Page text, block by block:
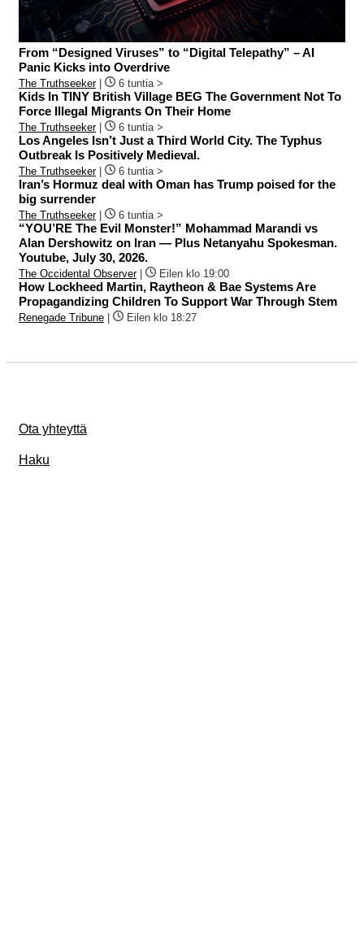
From “Designed Viruses” to “Digital Telepathy” – AI
Panic Kicks into Overdrive
The Truthseeker| 6 tuntia >
Kids In TINY British Village BEG The Government Not To
Force Illegal Migrants On Their Home
The Truthseeker| 6 tuntia >
Los Angeles Isn’t Just a Third World City. The Typhus
Outbreak Is Positively Medieval.
The Truthseeker| 6 tuntia >
Iran’s Hormuz deal with Oman has Trump poised for the
big surrender
The Truthseeker| 6 tuntia >
“YOU’RE The Evil Monster!” Mohammad Marandi vs
Alan Dershowitz on Iran — Plus Netanyahu Spokesman.
Youtube, July 30, 2026.
The Occidental Observer| Eilen klo 19:00
How Lockheed Martin, Raytheon & Bae Systems Are
Propagandizing Children To Support War Through Stem
Renegade Tribune | Eilen klo 18:27
Ota yhteyttä
Haku